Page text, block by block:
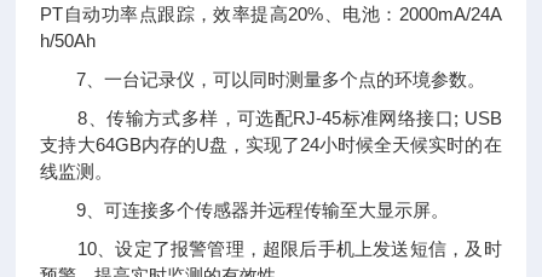
PT自动功率点跟踪，效率提高20%、电池：2000mA/24A
h/50Ah
7、一台记录仪，可以同时测量多个点的环境参数。
8、传输方式多样，可选配RJ-45标准网络接口; USB
支持大64GB内存的U盘，实现了24小时候全天候实时的在
线监测。
9、可连接多个传感器并远程传输至大显示屏。
10、设定了报警管理，超限后手机上发送短信，及时